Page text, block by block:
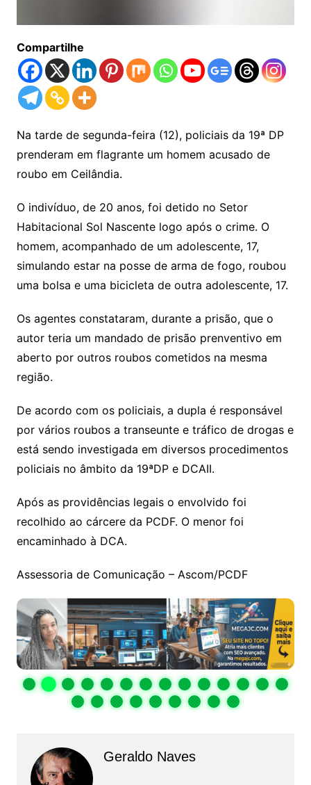
Compartilhe
Na tarde de segunda-feira (12), policiais da 19ª DP
prenderam em flagrante um homem acusado de
roubo em Ceilândia.
O indivíduo, de 20 anos, foi detido no Setor
Habitacional Sol Nascente logo após o crime. O
homem, acompanhado de um adolescente, 17,
simulando estar na posse de arma de fogo, roubou
uma bolsa e uma bicicleta de outra adolescente, 17.
Os agentes constataram, durante a prisão, que o
autor teria um mandado de prisão prenventivo em
aberto por outros roubos cometidos na mesma
região.
De acordo com os policiais, a dupla é responsável
por vários roubos a transeunte e tráfico de drogas e
está sendo investigada em diversos procedimentos
policiais no âmbito da 19ªDP e DCAII.
Após as providências legais o envolvido foi
recolhido ao cárcere da PCDF. O menor foi
encaminhado à DCA.
Assessoria de Comunicação – Ascom/PCDF
Geraldo Naves